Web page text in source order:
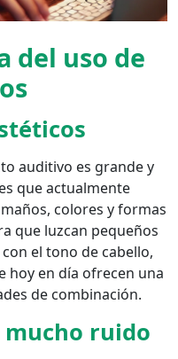
del uso de
auditivo es grande y
que actualmente
colores y formas
que luzcan pequeños
el tono de cabello,
hoy en día ofrecen una
de combinación.
mucho ruido